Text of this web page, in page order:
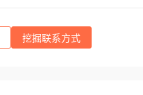
挖掘联系方式